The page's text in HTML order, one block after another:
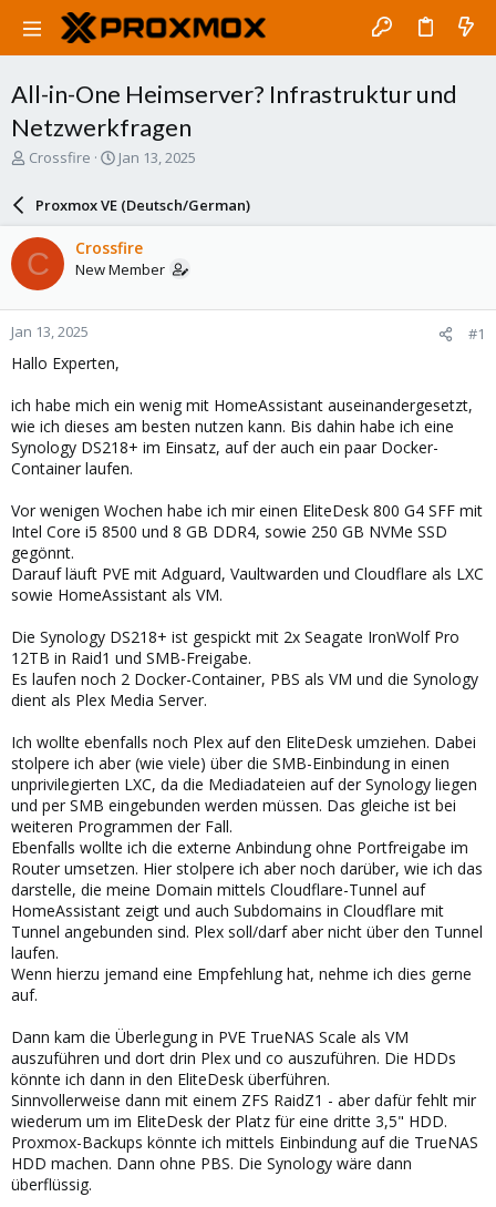
All-in-One Heimserver? Infrastruktur und
Netzwerkfragen
T
a
d
s
t
a
r
t
e
Crossfire
S
a
r
d
a
e
Jan 13, 2025
Proxmox VE (Deutsch/German)
C Crossfire
New Member
Jan 13, 2025 #1
Hallo Experten,
ich habe mich ein wenig mit HomeAssistant auseinandergesetzt,
wie ich dieses am besten nutzen kann. Bis dahin habe ich eine
Synology DS218+ im Einsatz, auf der auch ein paar Docker-
Container laufen.
Vor wenigen Wochen habe ich mir einen EliteDesk 800 G4 SFF mit
Intel Core i5 8500 und 8 GB DDR4, sowie 250 GB NVMe SSD
gegönnt.
Darauf läuft PVE mit Adguard, Vaultwarden und Cloudflare als LXC
sowie HomeAssistant als VM.
Die Synology DS218+ ist gespickt mit 2x Seagate IronWolf Pro
12TB in Raid1 und SMB-Freigabe.
Es laufen noch 2 Docker-Container, PBS als VM und die Synology
dient als Plex Media Server.
Ich wollte ebenfalls noch Plex auf den EliteDesk umziehen. Dabei
stolpere ich aber (wie viele) über die SMB-Einbindung in einen
unprivilegierten LXC, da die Mediadateien auf der Synology liegen
und per SMB eingebunden werden müssen. Das gleiche ist bei
weiteren Programmen der Fall.
Ebenfalls wollte ich die externe Anbindung ohne Portfreigabe im
Router umsetzen. Hier stolpere ich aber noch darüber, wie ich das
darstelle, die meine Domain mittels Cloudflare-Tunnel auf
HomeAssistant zeigt und auch Subdomains in Cloudflare mit
Tunnel angebunden sind. Plex soll/darf aber nicht über den Tunnel
laufen.
Wenn hierzu jemand eine Empfehlung hat, nehme ich dies gerne
auf.
Dann kam die Überlegung in PVE TrueNAS Scale als VM
auszuführen und dort drin Plex und co auszuführen. Die HDDs
könnte ich dann in den EliteDesk überführen.
Sinnvollerweise dann mit einem ZFS RaidZ1 - aber dafür fehlt mir
wiederum um im EliteDesk der Platz für eine dritte 3,5" HDD.
Proxmox-Backups könnte ich mittels Einbindung auf die TrueNAS
HDD machen. Dann ohne PBS. Die Synology wäre dann
überflüssig.